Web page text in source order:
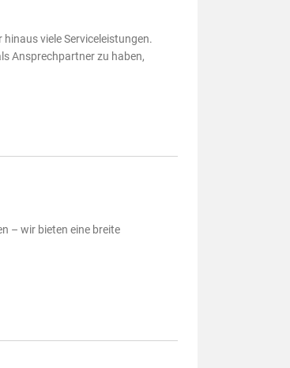
viele Serviceleistungen.
Ansprechpartner zu haben,
– wir bieten eine breite